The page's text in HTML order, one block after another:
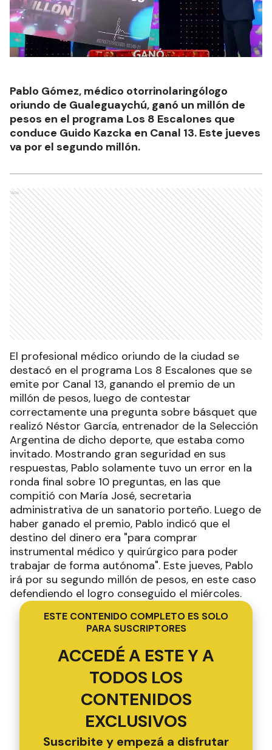
Pablo Gómez, médico otorrinolaringólogo
oriundo de Gualeguaychú, ganó un millón de
pesos en el programa Los 8 Escalones que
conduce Guido Kazcka en Canal 13. Este jueves
va por el segundo millón.
Ads
El profesional médico oriundo de la ciudad se
destacó en el programa Los 8 Escalones que se
emite por Canal 13, ganando el premio de un
millón de pesos, luego de contestar
correctamente una pregunta sobre básquet que
realizó Néstor García, entrenador de la Selección
Argentina de dicho deporte, que estaba como
invitado. Mostrando gran seguridad en sus
respuestas, Pablo solamente tuvo un error en la
ronda final sobre 10 preguntas, en las que
compitió con María José, secretaria
administrativa de un sanatorio porteño. Luego de
haber ganado el premio, Pablo indicó que el
destino del dinero era "para comprar
instrumental médico y quirúrgico para poder
trabajar de forma autónoma". Este jueves, Pablo
irá por su segundo millón de pesos, en este caso
defendiendo el logro conseguido el miércoles.
ESTE CONTENIDO COMPLETO ES SOLO
PARA SUSCRIPTORES
ACCEDÉ A ESTE Y A
TODOS LOS
CONTENIDOS
EXCLUSIVOS
Suscribite y empezá a disfrutar